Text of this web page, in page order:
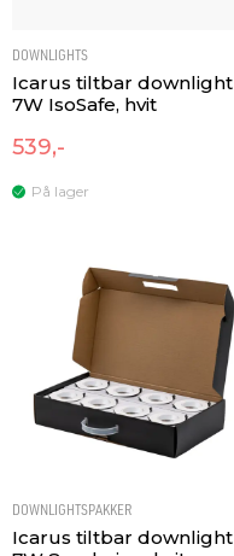
DOWNLIGHTS
Icarus tiltbar downlight
7W IsoSafe, hvit
539,-
På lager
DOWNLIGHTSPAKKER
Icarus tiltbar downlight